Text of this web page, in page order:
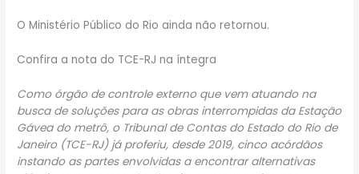
O Ministério Público do Rio ainda não retornou.
Confira a nota do TCE-RJ na íntegra
Como órgão de controle externo que vem atuando na
busca de soluções para as obras interrompidas da Estação
Gávea do metrô, o Tribunal de Contas do Estado do Rio de
Janeiro (TCE-RJ) já proferiu, desde 2019, cinco acórdãos
instando as partes envolvidas a encontrar alternativas